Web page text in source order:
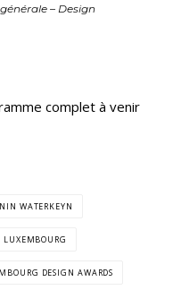
– Design
complet à venir
WATERKEYN
LUXEMBOURG
DESIGN AWARDS